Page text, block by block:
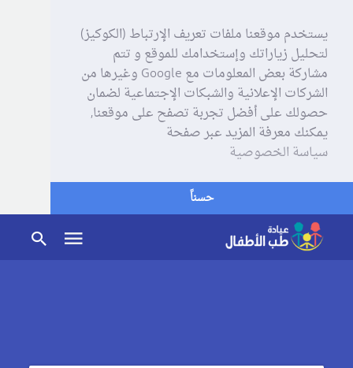
يستخدم موقعنا ملفات تعريف الإرتباط (الكوكيز)
لتحليل زياراتك وإستخدامك للموقع و تتم
مشاركة بعض المعلومات مع Google وغيرها من
الشركات الإعلانية والشبكات الإجتماعية لضمان
حصولك على أفضل تجربة تصفح على موقعنا,
يمكنك معرفة المزيد عبر صفحة
سياسة الخصوصية
حسناً